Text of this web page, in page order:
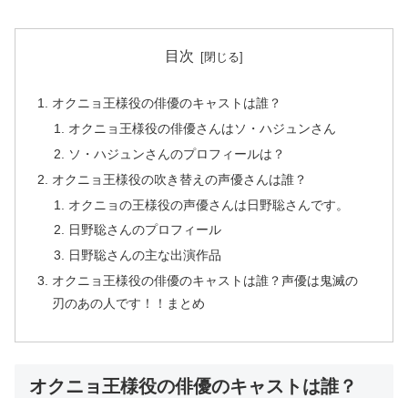
目次
オクニョ王様役の俳優のキャストは誰？
オクニョ王様役の俳優さんはソ・ハジュンさん
ソ・ハジュンさんのプロフィールは？
オクニョ王様役の吹き替えの声優さんは誰？
オクニョの王様役の声優さんは日野聡さんです。
日野聡さんのプロフィール
日野聡さんの主な出演作品
オクニョ王様役の俳優のキャストは誰？声優は鬼滅の
刃のあの人です！！まとめ
オクニョ王様役の俳優のキャストは誰？